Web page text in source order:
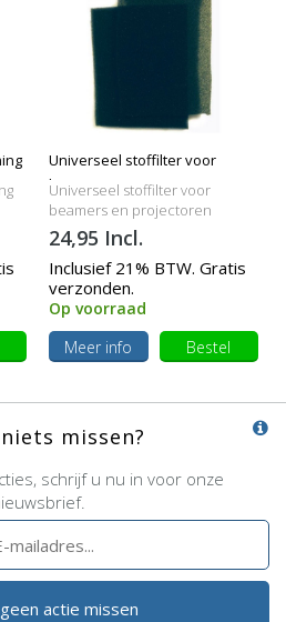
Universeel stoffilter voor
beamers
Universeel stoffilter voor
beamers en projectoren
24,95 Incl.
Inclusief 21% BTW. Gratis
verzonden.
Op voorraad
Meer info
Bestel
missen?
schrijf u nu in voor onze
geen actie missen